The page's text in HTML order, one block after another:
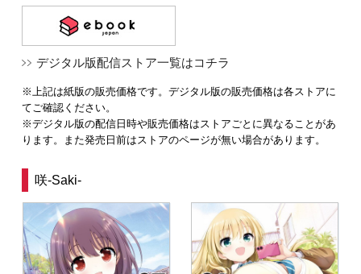
デジタル版配信ストア一覧はコチラ
※上記は紙版の販売価格です。デジタル版の販売価格は各ストアに
てご確認ください。
※デジタル版の配信日時や販売価格はストアごとに異なることがあ
ります。また発売日前はストアのページが無い場合があります。
咲-Saki-